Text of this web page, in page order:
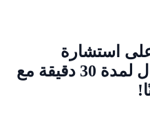
استشارة
تسويقية بقيمة 1200 ريال لمدة 30 دقيقة مع